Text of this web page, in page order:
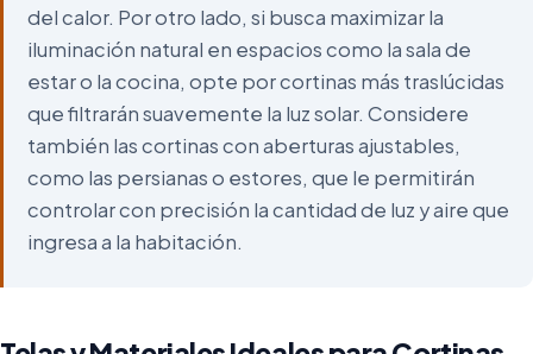
del calor. Por otro lado, si busca maximizar la
iluminación natural en espacios como la sala de
estar o la cocina, opte por cortinas más traslúcidas
que filtrarán suavemente la luz solar. Considere
también las cortinas con aberturas ajustables,
como las persianas o estores, que le permitirán
controlar con precisión la cantidad de luz y aire que
ingresa a la habitación.